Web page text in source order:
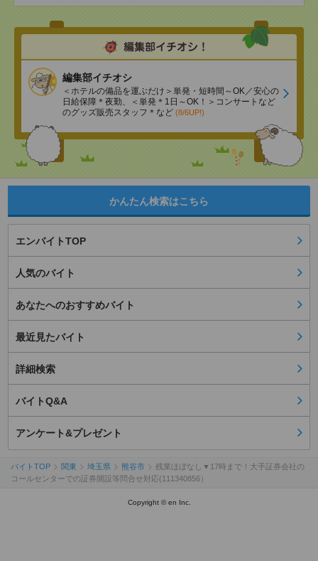
編集部イチオシ
＜ホテルの備品を運ぶだけ＞単発・短時間～OK／安心の
日給保障＊夜勤、＜単発＊1日～OK！＞コンサートなど
のグッズ販売スタッフ＊など (8/6UP!)
かんたん検索はこちら
エンバイトTOP
人気のバイト
あなたへのおすすめバイト
最近見たバイト
詳細検索
バイトQ&A
アンケート&プレゼント
バイトTOP 関東 埼玉県 熊谷市
残業ほぼなし▼17時まで！大手証券会社の
コールセンターでの証券開設等問合せ対応(111340856）
Copyright © en Inc.